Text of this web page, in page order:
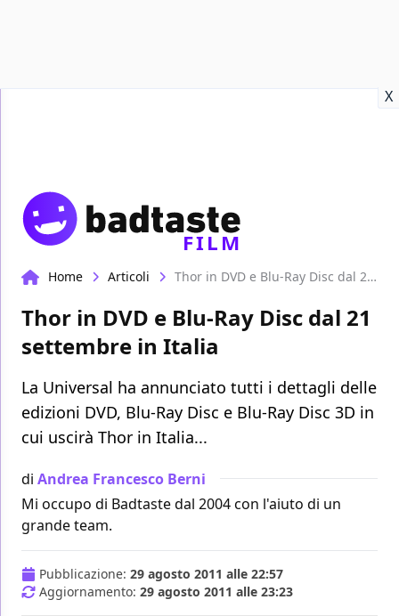
X
FILM
Home Articoli Thor in DVD e Blu-Ray Disc dal 21 settembre in Italia
Thor in DVD e Blu-Ray Disc dal 21
settembre in Italia
La Universal ha annunciato tutti i dettagli delle
edizioni DVD, Blu-Ray Disc e Blu-Ray Disc 3D in
cui uscirà Thor in Italia...
di Andrea Francesco Berni
Mi occupo di Badtaste dal 2004 con l'aiuto di un
grande team.
Pubblicazione: 29 agosto 2011 alle 22:57
Aggiornamento: 29 agosto 2011 alle 23:23